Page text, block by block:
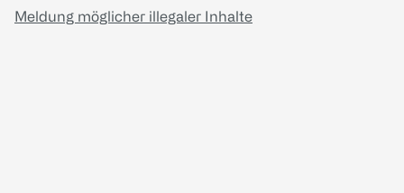
Meldung möglicher illegaler Inhalte